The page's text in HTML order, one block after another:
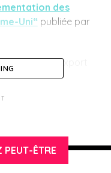
des
Uni“publiée par
Export
PEUT-ÊTRE